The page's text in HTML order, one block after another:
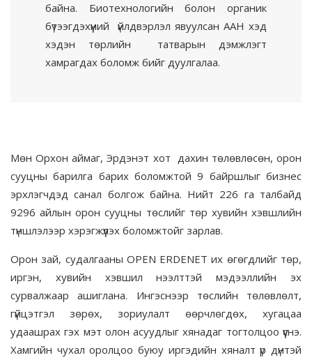
байна. Биотехнологийн болон органик
бүтээгдэхүүний үйлдвэрлэл явуулсан ААН хэд
хэдэн төрлийн татварын дэмжлэгт
хамрагдах боломж бийг дуулгалаа.
Мөн Орхон аймаг, Эрдэнэт хот дахин төлөвлөсөн, орон
сууцны барилга барих боломжтой 9 байршлыг бизнес
эрхлэгчдэд санал болгож байна. Нийт 226 га талбайд
9296 айлын орон сууцны төслийг төр хувийн хэвшлийн
түншлэлээр хэрэгжүүлэх боломжтойг зарлав.
Орон зай, судалгааны OPEN ERDENET их өгөгдлийг төр,
иргэн, хувийн хэвшил нээлттэй мэдээллийн эх
сурвалжаар ашиглана. Ингэснээр төслийн төлөвлөлт,
гүйцэтгэл зөрөх, зориулалт өөрчлөгдөх, хугацаа
удаашрах гэх мэт олон асуудлыг хянадаг тогтолцоо үүснэ.
Хамгийн чухал оролцоо буюу иргэдийн хяналт үр дүнтэй